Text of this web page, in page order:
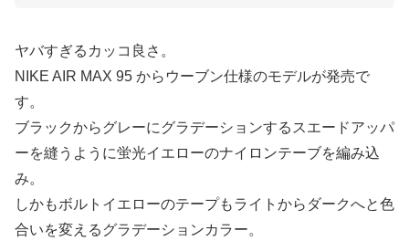
ヤバすぎるカッコ良さ。
NIKE AIR MAX 95 からウーブン仕様のモデルが発売で
す。
ブラックからグレーにグラデーションするスエードアッパ
ーを縫うように蛍光イエローのナイロンテーブを編み込
み。
しかもボルトイエローのテープもライトからダークへと色
合いを変えるグラデーションカラー。